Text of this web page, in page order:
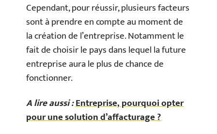
Cependant, pour réussir, plusieurs facteurs
sont à prendre en compte au moment de
la création de l’entreprise. Notamment le
fait de choisir le pays dans lequel la future
entreprise aura le plus de chance de
fonctionner.
A lire aussi :Entreprise, pourquoi opter
pour une solution d’affacturage ?